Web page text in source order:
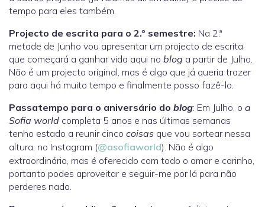
tempo para eles também.
Projecto de escrita para o 2.º semestre: Na 2.ª
metade de Junho vou apresentar um projecto de escrita
que começará a ganhar vida aqui no blog a partir de Julho.
Não é um projecto original, mas é algo que já queria trazer
para aqui há muito tempo e finalmente posso fazê-lo.
Passatempo para o aniversário do blog: Em Julho, o a
Sofia world completa 5 anos e nas últimas semanas
tenho estado a reunir cinco coisas que vou sortear nessa
altura, no Instagram (@asofiaworld). Não é algo
extraordinário, mas é oferecido com todo o amor e carinho,
portanto podes aproveitar e seguir-me por lá para não
perderes nada.